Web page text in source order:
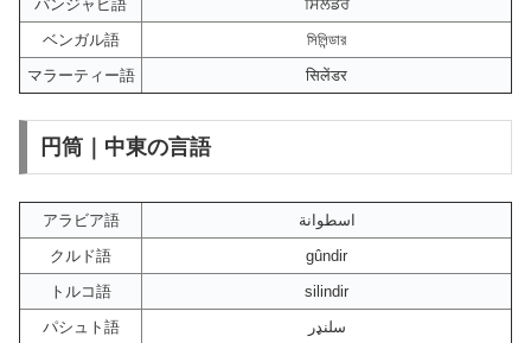
パンジャビ語
ਸਿਲੰਡਰ
ベンガル語
সিলিন্ডার
マラーティー語
सिलेंडर
円筒｜中東の言語
アラビア語
اسطوانة
クルド語
gûndir
トルコ語
silindir
パシュト語
سلنډر